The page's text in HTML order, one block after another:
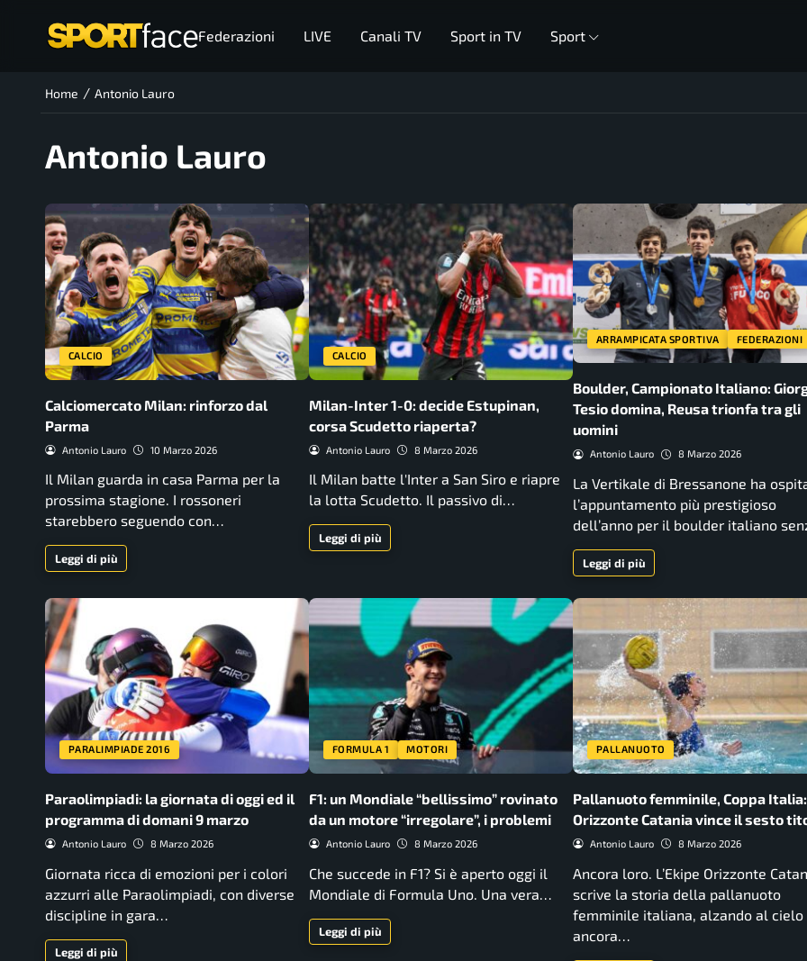
Federazioni LIVE Canali TV Sport in TV Sport
Home / Antonio Lauro
Antonio Lauro
CALCIO
Calciomercato Milan: rinforzo dal
Parma
Antonio Lauro 10 Marzo 2026
Il Milan guarda in casa Parma per la
prossima stagione. I rossoneri
starebbero seguendo con…
Leggi di più
CALCIO
Milan-Inter 1-0: decide Estupinan,
corsa Scudetto riaperta?
Antonio Lauro 8 Marzo 2026
Il Milan batte l'Inter a San Siro e riapre
la lotta Scudetto. Il passivo di…
Leggi di più
ARRAMPICATA SPORTIVA FEDERAZIONI
Boulder, Campionato Italiano:
Tesio domina, Reusa trionfa tra gli
uomini
Antonio Lauro 8 Marzo 2026
La Vertikale di Bressanone ha
l’appuntamento più prestigioso
dell’anno per il boulder italiano
Leggi di più
PARALIMPIADE 2016
Paraolimpiadi: la giornata di oggi ed il
programma di domani 9 marzo
Antonio Lauro 8 Marzo 2026
Giornata ricca di emozioni per i colori
azzurri alle Paraolimpiadi, con diverse
discipline in gara…
Leggi di più
FORMULA 1 MOTORI
F1: un Mondiale “bellissimo” rovinato
da un motore “irregolare”, i problemi
Antonio Lauro 8 Marzo 2026
Che succede in F1? Si è aperto oggi il
Mondiale di Formula Uno. Una vera…
Leggi di più
PALLANUOTO
Pallanuoto femminile, Coppa Italia:
Orizzonte Catania vince il sesto
Antonio Lauro 8 Marzo 2026
Ancora loro. L’Ekipe Orizzonte
scrive la storia della pallanuoto
femminile italiana, alzando al cielo
ancora…